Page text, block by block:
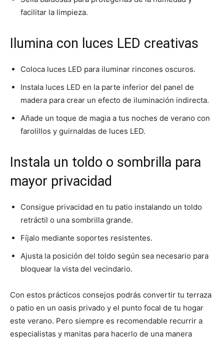
facilitar la limpieza.
Ilumina con luces LED creativas
Coloca luces LED para iluminar rincones oscuros.
Instala luces LED en la parte inferior del panel de
madera para crear un efecto de iluminación indirecta.
Añade un toque de magia a tus noches de verano con
farolillos y guirnaldas de luces LED.
Instala un toldo o sombrilla para
mayor privacidad
Consigue privacidad en tu patio instalando un toldo
retráctil o una sombrilla grande.
Fíjalo mediante soportes resistentes.
Ajusta la posición del toldo según sea necesario para
bloquear la vista del vecindario.
Con estos prácticos consejos podrás convertir tu terraza
o patio en un oasis privado y el punto focal de tu hogar
este verano. Pero siempre es recomendable recurrir a
especialistas y manitas para hacerlo de una manera